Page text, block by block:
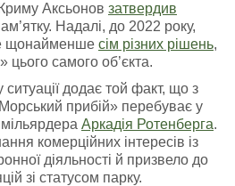
Аксьонов затвердив
Надалі, до 2022 року,
щонайменше сім різних рішень,
цього самого об’єкта.
ситуації додає той факт, що з
прибій» перебуває у
мільярдера Аркадія Ротенберга.
комерційних інтересів із
діяльності й призвело до
зі статусом парку.